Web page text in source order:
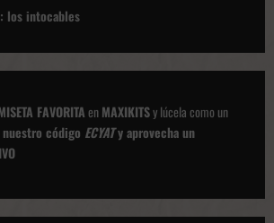
los intocables
FAVORITAenMAXIKITSy lúcela como un
nuestro código ECYATy aprovecha un